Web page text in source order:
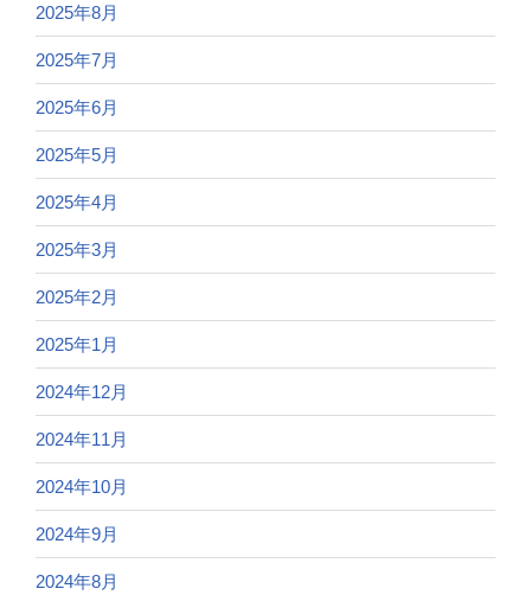
2025年8月
2025年7月
2025年6月
2025年5月
2025年4月
2025年3月
2025年2月
2025年1月
2024年12月
2024年11月
2024年10月
2024年9月
2024年8月